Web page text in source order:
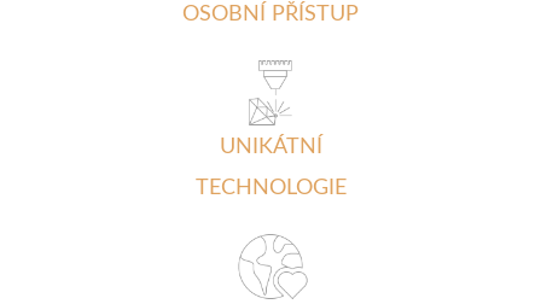
OSOBNÍ PŘÍSTUP
UNIKÁTNÍ
TECHNOLOGIE